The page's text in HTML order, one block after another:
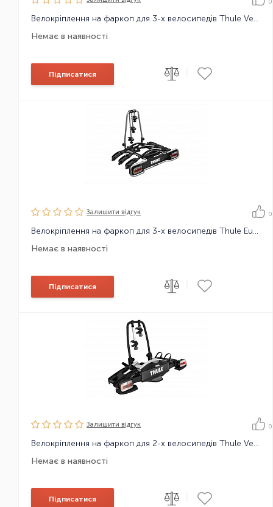
0
Велокріплення на фаркоп для 3-х велосипедів Thule VeloCompact 927
Немає в наявності
Підписатися
Залишити вiдгук 0
Велокріплення на фаркоп для 3-х велосипедів Thule EuroRide 943 7pin
Немає в наявності
Підписатися
Залишити вiдгук 0
Велокріплення на фаркоп для 2-х велосипедів Thule VeloCompact 925
Немає в наявності
Підписатися